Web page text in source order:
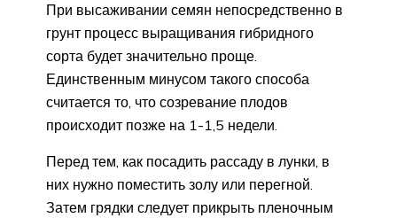
При высаживании семян непосредственно в
грунт процесс выращивания гибридного
сорта будет значительно проще.
Единственным минусом такого способа
считается то, что созревание плодов
происходит позже на 1-1,5 недели.
Перед тем, как посадить рассаду в лунки, в
них нужно поместить золу или перегной.
Затем грядки следует прикрыть пленочным